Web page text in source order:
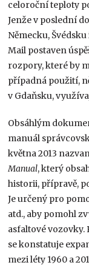
celoroční teploty
Jenže v poslední
Německu,
Mail postaven
rozpory, které by
případná použití,
v Gdaňsku,
Obsáhlým
manuál
května 2013
Manual, který
historii, přípravě,
Je určený pro
atd., aby pomohl
asfaltové vozovky.
se konstatuje
mezi léty 1960 a